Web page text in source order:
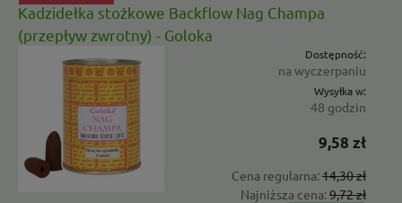
Kadzidełka stożkowe Backflow Nag Champa
(przepływ zwrotny) - Goloka
Dostępność:
na wyczerpaniu
Wysyłka w:
48 godzin
9,58 zł
Cena regularna:14,30 zł
Najniższa cena:9,72 zł